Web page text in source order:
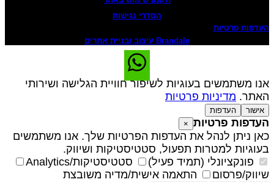
הסדרי נגישות
פרטיות
Brandale עיצוב ובניית אתרים
משתמשים בעוגיות לשיפור חוויית הגלישה ושירותי
מדיניות פרטיות
אישור העדפות
פרטיות ×
ניתן לנהל את העדפות הפרטיות שלך. אנו משתמשים
למטרות תפעול, סטטיסטיקות ושיווק.
פונקציונלי (תמיד פעיל)
סטטיסטיקות/Analytics
פרסום
התאמה אישית/מדיה משובצת